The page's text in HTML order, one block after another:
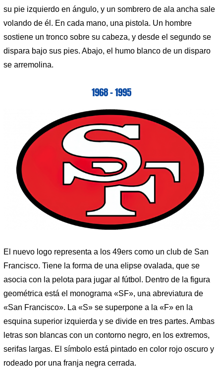
su pie izquierdo en ángulo, y un sombrero de ala ancha sale
volando de él. En cada mano, una pistola. Un hombre
sostiene un tronco sobre su cabeza, y desde el segundo se
dispara bajo sus pies. Abajo, el humo blanco de un disparo
se arremolina.
1968 – 1995
El nuevo logo representa a los 49ers como un club de San
Francisco. Tiene la forma de una elipse ovalada, que se
asocia con la pelota para jugar al fútbol. Dentro de la figura
geométrica está el monograma «SF», una abreviatura de
«San Francisco». La «S» se superpone a la «F» en la
esquina superior izquierda y se divide en tres partes. Ambas
letras son blancas con un contorno negro, en los extremos,
serifas largas. El símbolo está pintado en color rojo oscuro y
rodeado por una franja negra cerrada.